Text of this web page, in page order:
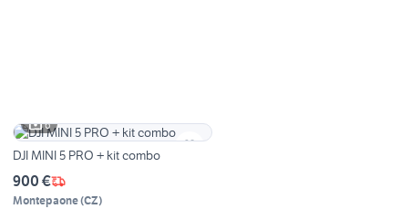
6
DJI MINI 5 PRO + kit combo
900 €
Montepaone(CZ)